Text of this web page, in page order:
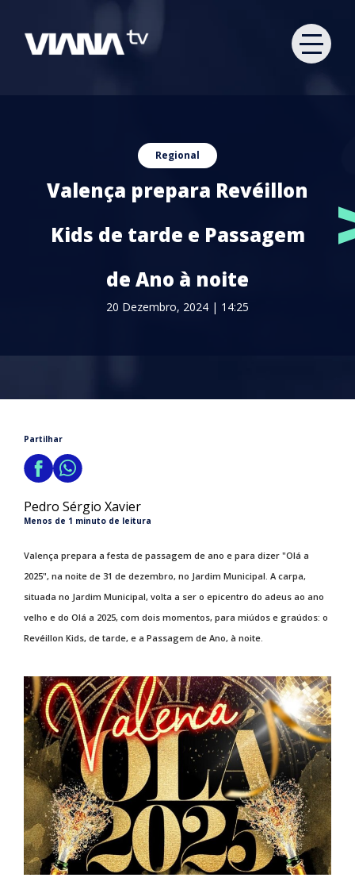
Regional
Valença prepara Revéillon
Kids de tarde e Passagem
de Ano à noite
20 Dezembro, 2024 | 14:25
Partilhar
Pedro Sérgio Xavier
Menos de 1 minuto de leitura
Valença prepara a festa de passagem de ano e para dizer "Olá a
2025", na noite de 31 de dezembro, no Jardim Municipal. A carpa,
situada no Jardim Municipal, volta a ser o epicentro do adeus ao ano
velho e do Olá a 2025, com dois momentos, para miúdos e graúdos: o
Revéillon Kids, de tarde, e a Passagem de Ano, à noite.